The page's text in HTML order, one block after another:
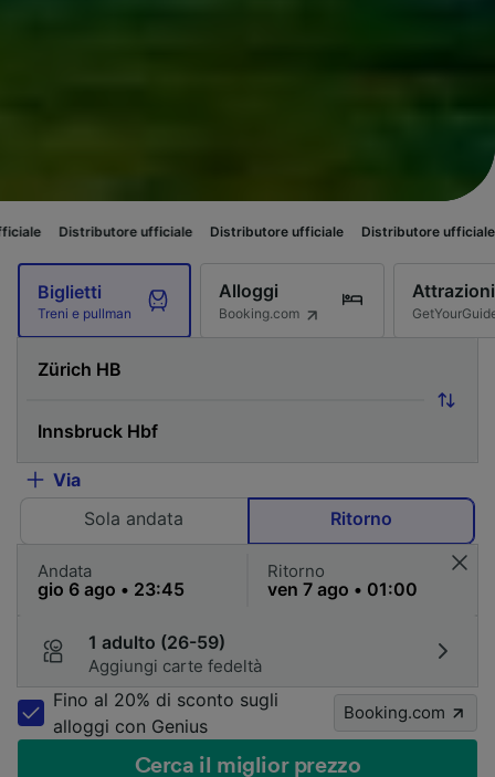
ufficiale Distributore ufficiale Distributore ufficiale
Biglietti
Treni e pullman
Alloggi
Booking.com
Attrazioni
Via
Sola andata
Ritorno
Andata Ritorno
1 adulto (26-59)
Aggiungi carte fedeltà
Fino al 20% di sconto sugli
alloggi con Genius
Booking.com
Cerca il miglior prezzo